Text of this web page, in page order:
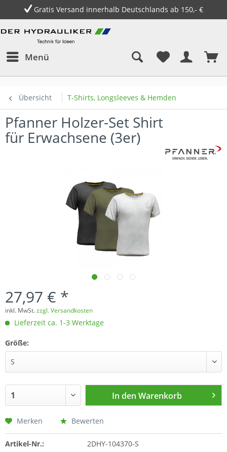
Gratis Versand innerhalb Deutschlands ab 150,- €
Menü
Übersicht T-Shirts, Longsleeves & Hemden
Pfanner Holzer-Set Shirt
für Erwachsene (3er)
27,97 € *
inkl. MwSt.zzgl. Versandkosten
Lieferzeit ca. 1-3 Werktage
Größe:
In den Warenkorb
Merken Bewerten
Artikel-Nr.: 2DHY-104370-S